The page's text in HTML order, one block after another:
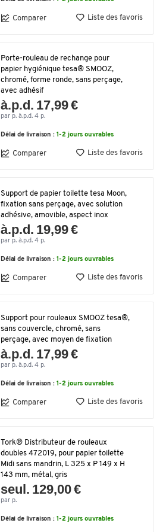
Comparer Liste des favoris
Porte-rouleau de rechange pour
papier hygiénique tesa® SMOOZ,
chromé, forme ronde, sans perçage,
avec adhésif
à.p.d. 17,99 €
par p. à.p.d. 4 p.
Délai de livraison : 1-2 jours ouvrables
Comparer Liste des favoris
Support de papier toilette tesa Moon,
fixation sans perçage, avec solution
adhésive, amovible, aspect inox
à.p.d. 19,99 €
par p. à.p.d. 4 p.
Délai de livraison : 1-2 jours ouvrables
Comparer Liste des favoris
Support pour rouleaux SMOOZ tesa®,
sans couvercle, chromé, sans
perçage, avec moyen de fixation
à.p.d. 17,99 €
par p. à.p.d. 4 p.
Délai de livraison : 1-2 jours ouvrables
Comparer Liste des favoris
Tork® Distributeur de rouleaux
doubles 472019, pour papier toilette
Midi sans mandrin, L 325 x P 149 x H
143 mm, métal, gris
seul. 129,00 €
par p.
Délai de livraison : 1-2 jours ouvrables